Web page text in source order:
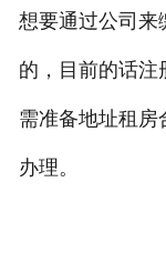
想要通过公司来
的，目前的话注
需准备地址租房
办理。